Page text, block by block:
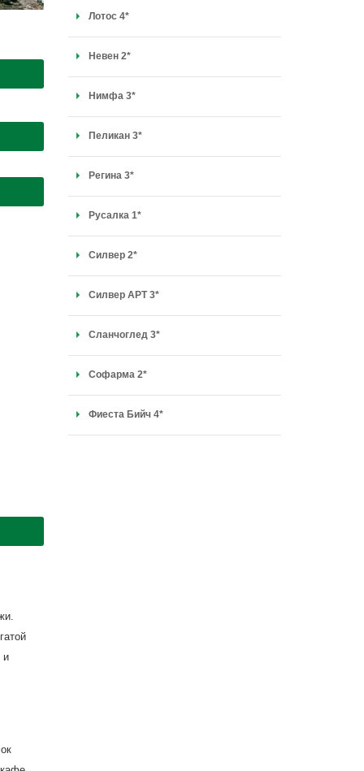
и
Лотос 4*
Невен 2*
Нимфа 3*
Пеликан 3*
Регина 3*
Русалка 1*
Силвер 2*
Силвер APT 3*
Сланчоглед 3*
Софарма 2*
Фиеста Бийч 4*